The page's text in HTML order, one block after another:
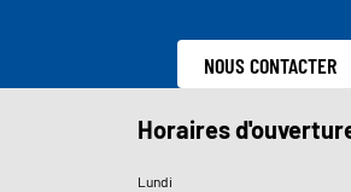
NOUS CONTACTER
Horaires
Lundi